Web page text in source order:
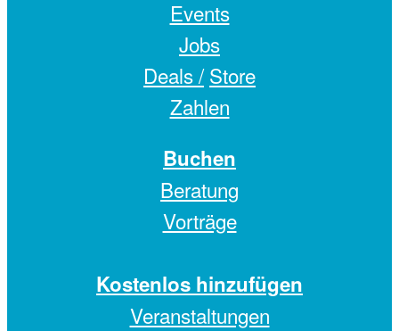
Events
Jobs
Deals / Store
Zahlen
Buchen
Beratung
Vorträge
Kostenlos hinzufügen
Veranstaltungen